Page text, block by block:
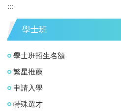
:::
學士班
學士班招生名額
繁星推薦
申請入學
特殊選才